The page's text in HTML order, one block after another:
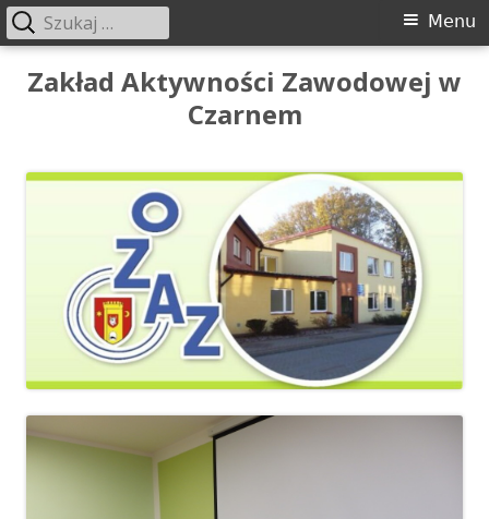
Przeskocz
Zakład Aktywności Zawodowej w
Czarnem
Menu
główne
Menu
Szukaj: